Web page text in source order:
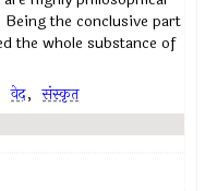
the conclusive part
the whole substance of
वेद, संस्कृत